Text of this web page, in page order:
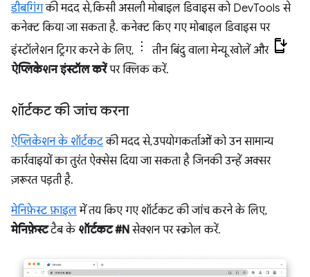
डीबगिंगकी मदद से, किसी असली मोबाइल डिवाइस को DevTools से
कनेक्ट किया जा सकता है. कनेक्ट किए गए मोबाइल डिवाइस पर
इंस्टॉलेशन ट्रिगर करने के लिए,
तीन बिंदु वाला मेन्यू खोलें और
ऐप्लिकेशन इंस्टॉल करेंपर क्लिक करें.
शॉर्टकट की जांच करना
ऐप्लिकेशन के शॉर्टकटकी मदद से, उपयोगकर्ताओं को उन सामान्य
कार्रवाइयों का तुरंत ऐक्सेस दिया जा सकता है जिनकी उन्हें अक्सर
ज़रूरत पड़ती है.
मेनिफ़ेस्ट फ़ाइलमें तय किए गए शॉर्टकट की जांच करने के लिए,
मेनिफ़ेस्टटैब के शॉर्टकट #Nसेक्शन पर स्क्रोल करें.